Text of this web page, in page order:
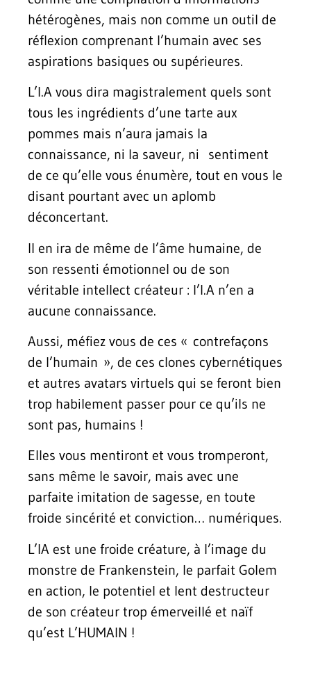
hétérogènes, mais non comme un outil de
réflexion comprenant l’humain avec ses
aspirations basiques ou supérieures.
L’I.A vous dira magistralement quels sont
tous les ingrédients d’une tarte aux
pommes mais n’aura jamais la
connaissance, ni la saveur, ni sentiment
de ce qu’elle vous énumère, tout en vous le
disant pourtant avec un aplomb
déconcertant.
Il en ira de même de l’âme humaine, de
son ressenti émotionnel ou de son
véritable intellect créateur : l’I.A n’en a
aucune connaissance.
Aussi, méfiez vous de ces « contrefaçons
de l’humain », de ces clones cybernétiques
et autres avatars virtuels qui se feront bien
trop habilement passer pour ce qu’ils ne
sont pas, humains !
Elles vous mentiront et vous tromperont,
sans même le savoir, mais avec une
parfaite imitation de sagesse, en toute
froide sincérité et conviction… numériques.
L’IA est une froide créature, à l’image du
monstre de Frankenstein, le parfait Golem
en action, le potentiel et lent destructeur
de son créateur trop émerveillé et naïf
qu’est L’HUMAIN !